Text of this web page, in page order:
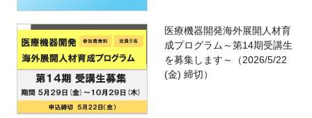
医療機器開発海外展開人材育
成プログラム～第14期受講生
を募集します～（2026/5/22
(金) 締切）